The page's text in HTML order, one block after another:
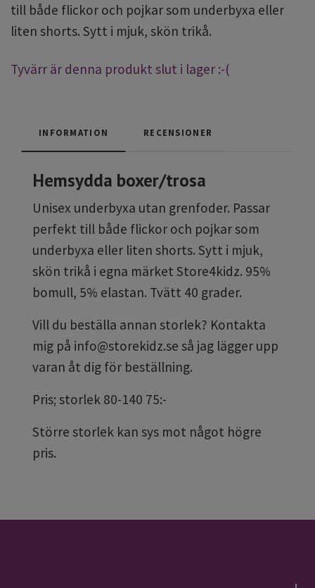
till både flickor och pojkar som underbyxa eller
liten shorts. Sytt i mjuk, skön trikå.
Tyvärr är denna produkt slut i lager :-(
INFORMATION RECENSIONER
Hemsydda boxer/trosa
Unisex underbyxa utan grenfoder. Passar
perfekt till både flickor och pojkar som
underbyxa eller liten shorts. Sytt i mjuk,
skön trikå i egna märket Store4kidz. 95%
bomull, 5% elastan. Tvätt 40 grader.
Vill du beställa annan storlek? Kontakta
mig på info@storekidz.se så jag lägger upp
varan åt dig för beställning.
Pris; storlek 80-140 75:-
Större storlek kan sys mot något högre
pris.